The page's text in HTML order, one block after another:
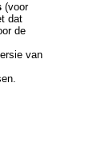
(voor
dat
de
van